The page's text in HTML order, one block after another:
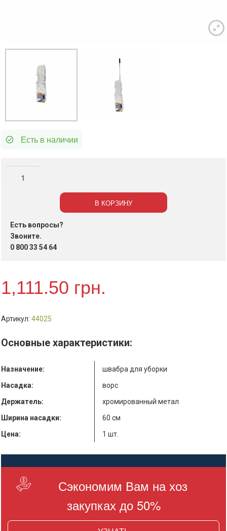
Есть в наличии
Швабра
хромированном
держателе,
L=60
44025)
В КОРЗИНУ
Есть вопросы?
Звоните.
0 800 33 54 64
1,111.50 грн.
Артикул: 44025
Основные характеристики:
Назначение:
швабра для уборки
Насадка:
ворс
Держатель:
хромированный метал
Ширина насадки:
60 см
Цена:
1 шт.
Сэкономим Вам на хоз
закупках до 50%